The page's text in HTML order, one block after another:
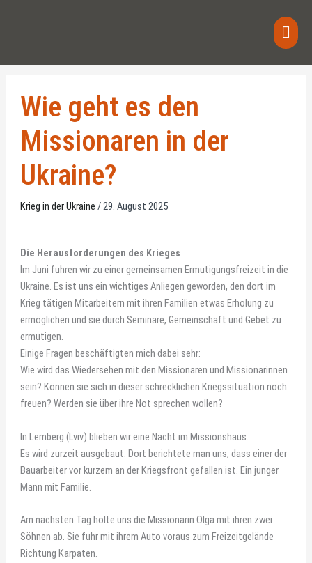
Wie geht es den
Missionaren in der
Ukraine?
Krieg in der Ukraine /29. August 2025
Die Herausforderungen des Krieges
Im Juni fuhren wir zu einer gemeinsamen Ermutigungsfreizeit in die
Ukraine. Es ist uns ein wichtiges Anliegen geworden, den dort im
Krieg tätigen Mitarbeitern mit ihren Familien etwas Erholung zu
ermöglichen und sie durch Seminare, Gemeinschaft und Gebet zu
ermutigen.
Einige Fragen beschäftigten mich dabei sehr:
Wie wird das Wiedersehen mit den Missionaren und Missionarinnen
sein? Können sie sich in dieser schrecklichen Kriegssituation noch
freuen? Werden sie über ihre Not sprechen wollen?
In Lemberg (Lviv) blieben wir eine Nacht im Missionshaus.
Es wird zurzeit ausgebaut. Dort berichtete man uns, dass einer der
Bauarbeiter vor kurzem an der Kriegsfront gefallen ist. Ein junger
Mann mit Familie.
Am nächsten Tag holte uns die Missionarin Olga mit ihren zwei
Söhnen ab. Sie fuhr mit ihrem Auto voraus zum Freizeitgelände
Richtung Karpaten.